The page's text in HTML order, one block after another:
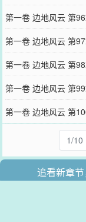
第一卷 边地风云 第
第一卷 边地风云 第
第一卷 边地风云 第
第一卷 边地风云 第
第一卷 边地风云 第
1/10
追看新章